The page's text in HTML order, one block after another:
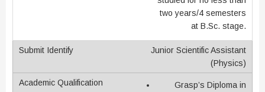
two years/4 semesters
at B.Sc. stage.
Junior Scientific Assistant
(Physics)
Grasp’s Diploma in